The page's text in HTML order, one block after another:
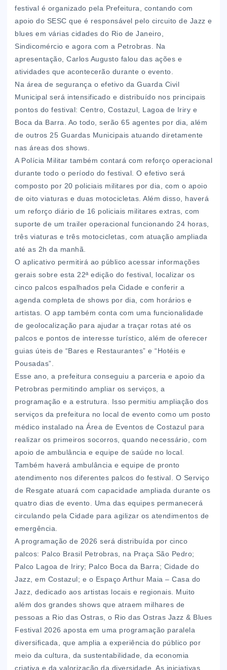
festival é organizado pela Prefeitura, contando com
apoio do SESC que é responsável pelo circuito de Jazz e
blues em várias cidades do Rio de Janeiro,
Sindicomércio e agora com a Petrobras. Na
apresentação, Carlos Augusto falou das ações e
atividades que acontecerão durante o evento.
Na área de segurança o efetivo da Guarda Civil
Municipal será intensificado e distribuído nos principais
pontos do festival: Centro, Costazul, Lagoa de Iriry e
Boca da Barra. Ao todo, serão 65 agentes por dia, além
de outros 25 Guardas Municipais atuando diretamente
nas áreas dos shows.
A Polícia Militar também contará com reforço operacional
durante todo o período do festival. O efetivo será
composto por 20 policiais militares por dia, com o apoio
de oito viaturas e duas motocicletas. Além disso, haverá
um reforço diário de 16 policiais militares extras, com
suporte de um trailer operacional funcionando 24 horas,
três viaturas e três motocicletas, com atuação ampliada
até as 2h da manhã.
O aplicativo permitirá ao público acessar informações
gerais sobre esta 22ª edição do festival, localizar os
cinco palcos espalhados pela Cidade e conferir a
agenda completa de shows por dia, com horários e
artistas. O app também conta com uma funcionalidade
de geolocalização para ajudar a traçar rotas até os
palcos e pontos de interesse turístico, além de oferecer
guias úteis de “Bares e Restaurantes” e “Hotéis e
Pousadas”.
Esse ano, a prefeitura conseguiu a parceria e apoio da
Petrobras permitindo ampliar os serviços, a
programação e a estrutura. Isso permitiu ampliação dos
serviços da prefeitura no local de evento como um posto
médico instalado na Área de Eventos de Costazul para
realizar os primeiros socorros, quando necessário, com
apoio de ambulância e equipe de saúde no local.
Também haverá ambulância e equipe de pronto
atendimento nos diferentes palcos do festival. O Serviço
de Resgate atuará com capacidade ampliada durante os
quatro dias de evento. Uma das equipes permanecerá
circulando pela Cidade para agilizar os atendimentos de
emergência.
A programação de 2026 será distribuída por cinco
palcos: Palco Brasil Petrobras, na Praça São Pedro;
Palco Lagoa de Iriry; Palco Boca da Barra; Cidade do
Jazz, em Costazul; e o Espaço Arthur Maia – Casa do
Jazz, dedicado aos artistas locais e regionais. Muito
além dos grandes shows que atraem milhares de
pessoas a Rio das Ostras, o Rio das Ostras Jazz & Blues
Festival 2026 aposta em uma programação paralela
diversificada, que amplia a experiência do público por
meio da cultura, da sustentabilidade, da economia
criativa e da valorização da diversidade. As iniciativas